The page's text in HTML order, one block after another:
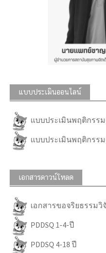
แบบประเมินออนไลน์
แบบประเมินพฤติกรร
แบบประเมินพฤติกรรม
เอกสารดาวน์โหลด
เอกสารขอจริยธรรม
PDDSQ 1-4-ปี
PDDSQ 4-18 ปี